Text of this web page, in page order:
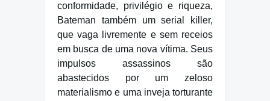
conformidade, privilégio e riqueza,
Bateman também um serial killer,
que vaga livremente e sem receios
em busca de uma nova vítima. Seus
impulsos assassinos são
abastecidos por um zeloso
materialismo e uma inveja torturante